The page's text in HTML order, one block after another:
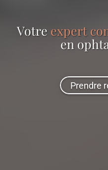
Votre expert
en
Prendre